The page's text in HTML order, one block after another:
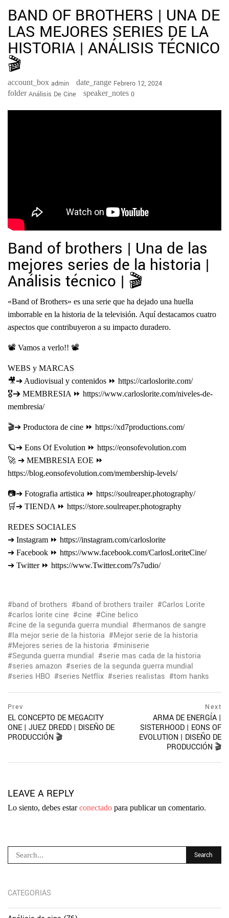
BAND OF BROTHERS | UNA DE
LAS MEJORES SERIES DE LA
HISTORIA | ANÁLISIS TÉCNICO
🎬
account_box Admin date_range Febrero 12, 2024
folder Análisis De Cine speaker_notes 0
Band of brothers | Una de las
mejores series de la historia |
Análisis técnico | 🎬
«Band of Brothers» es una serie que ha dejado una huella
imborrable en la historia de la televisión. Aquí destacamos cuatro
aspectos que contribuyeron a su impacto duradero.
📽 Vamos a verlo!! 📽
WEBS y MARCAS
🎥➔ Audiovisual y contenidos ⏩ https://carloslorite.com/
🎖➔ MEMBRESIA ⏩ https://www.carloslorite.com/niveles-de-
membresia/
🎬➔ Productora de cine ⏩ https://xd7productions.com/
🪐➔ Eons Of Evolution ⏩ https://eonsofevolution.com
🚀 ➔ MEMBRESIA EOE ⏩
https://blog.eonsofevolution.com/membership-levels/
📷➔ Fotografia artistica ⏩ https://soulreaper.photography/
🛒➔ TIENDA ⏩ https://store.soulreaper.photography
REDES SOCIALES
➔ Instagram ⏩ https://instagram.com/carloslorite
➔ Facebook ⏩ https://www.facebook.com/CarlosLoriteCine/
➔ Twitter ⏩ https://www.Twitter.com/7s7udio/
band of brothers band of brothers trailer
Carlos Lorite
carlos lorite cine
cine
Cine belico
cine de la segunda guerra mundial
hermanos de sangre
la mejor serie de la historia
Mejor serie de la historia
Mejores series de la historia
miniserie
Segunda guerra mundial
serie mas cada de la historia
series amazon
series de la segunda guerra mundial
series HBO
series Netflix series realistas tom hanks
Navegación
de
entradas
Prev
postPrevious
page
EL CONCEPTO DE MEGACITY
ONE | JUEZ DREDD | DISEÑO DE
PRODUCCIÓN 🎬
Next
ARMA DE ENERGÍA |
SISTERHOOD | EONS OF
EVOLUTION | DISEÑO DE
PRODUCCIÓN 🎬
LEAVE A REPLY
Lo siento, debes estarconectado para publicar un comentario.
CATEGORIAS